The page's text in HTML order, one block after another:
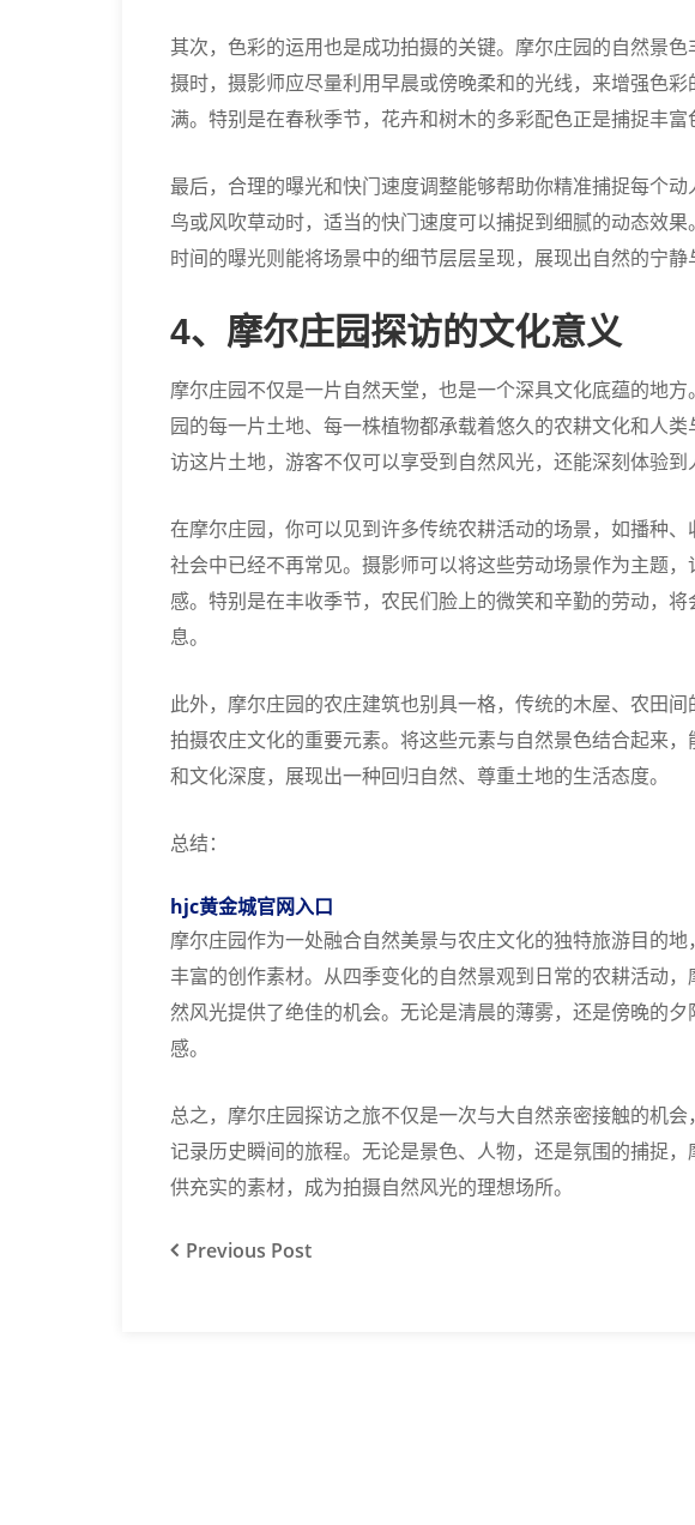
其次，色彩的运用也是成功拍摄的关键。摩尔庄园的自然景
摄时，摄影师应尽量利用早晨或傍晚柔和的光线，来增强色
满。特别是在春秋季节，花卉和树木的多彩配色正是捕捉丰富
最后，合理的曝光和快门速度调整能够帮助你精准捕捉每个
鸟或风吹草动时，适当的快门速度可以捕捉到细腻的动态效
时间的曝光则能将场景中的细节层层呈现，展现出自然的宁静
4、摩尔庄园探访的文化意义
摩尔庄园不仅是一片自然天堂，也是一个深具文化底蕴的地
园的每一片土地、每一株植物都承载着悠久的农耕文化和人
访这片土地，游客不仅可以享受到自然风光，还能深刻体验到
在摩尔庄园，你可以见到许多传统农耕活动的场景，如播种
社会中已经不再常见。摄影师可以将这些劳动场景作为主题
感。特别是在丰收季节，农民们脸上的微笑和辛勤的劳动，
息。
此外，摩尔庄园的农庄建筑也别具一格，传统的木屋、农田
拍摄农庄文化的重要元素。将这些元素与自然景色结合起来
和文化深度，展现出一种回归自然、尊重土地的生活态度。
总结：
hjc黄金城官网入口
摩尔庄园作为一处融合自然美景与农庄文化的独特旅游目的
丰富的创作素材。从四季变化的自然景观到日常的农耕活动
然风光提供了绝佳的机会。无论是清晨的薄雾，还是傍晚的
感。
总之，摩尔庄园探访之旅不仅是一次与大自然亲密接触的机会
记录历史瞬间的旅程。无论是景色、人物，还是氛围的捕捉
供充实的素材，成为拍摄自然风光的理想场所。
Previous Post